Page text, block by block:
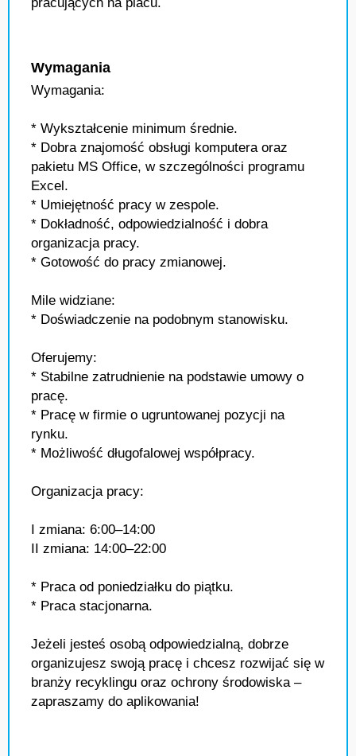
Wymagania
Wymagania:
* Wykształcenie minimum średnie.
* Dobra znajomość obsługi komputera oraz
pakietu MS Office, w szczególności programu
Excel.
* Umiejętność pracy w zespole.
* Dokładność, odpowiedzialność i dobra
organizacja pracy.
* Gotowość do pracy zmianowej.
Mile widziane:
* Doświadczenie na podobnym stanowisku.
Oferujemy:
* Stabilne zatrudnienie na podstawie umowy o
pracę.
* Pracę w firmie o ugruntowanej pozycji na
rynku.
* Możliwość długofalowej współpracy.
Organizacja pracy:
I zmiana: 6:00–14:00
II zmiana: 14:00–22:00
* Praca od poniedziałku do piątku.
* Praca stacjonarna.
Jeżeli jesteś osobą odpowiedzialną, dobrze
organizujesz swoją pracę i chcesz rozwijać się w
branży recyklingu oraz ochrony środowiska –
zapraszamy do aplikowania!